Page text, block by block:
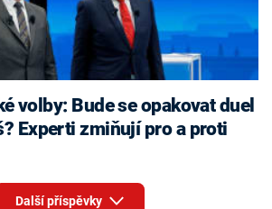
Experti zmiňují pro a proti
Další příspěvky